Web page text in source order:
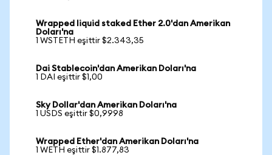
Wrapped liquid staked Ether 2.0'dan Amerikan
Doları'na
1 WSTETH eşittir $2.343,35
Dai Stablecoin'dan Amerikan Doları'na
1 DAI eşittir $1,00
Sky Dollar'dan Amerikan Doları'na
1 USDS eşittir $0,9998
Wrapped Ether'dan Amerikan Doları'na
1 WETH eşittir $1.877,83